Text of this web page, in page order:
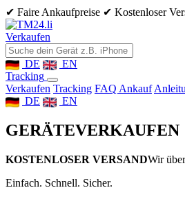
✔ Faire Ankaufpreise ✔ Kostenloser
Verkaufen
DE
EN
Tracking
Verkaufen Tracking FAQ Ankauf
DE
EN
GERÄTEVERKAUFEN
KOSTENLOSER VERSANDWir
Einfach. Schnell. Sicher.